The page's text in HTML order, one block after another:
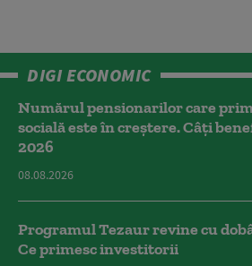
DIGI ECONOMIC
Numărul pensionarilor care
socială este în creștere. Câți
2026
08.08.2026
Programul Tezaur revine cu
Ce primesc investitorii